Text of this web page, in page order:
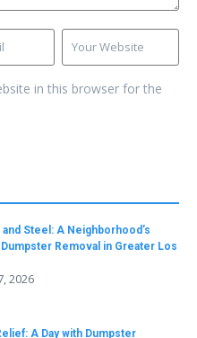
in this browser for the
Steel: A Neighborhood’s
Removal in Greater Los
2026
A Day with Dumpster